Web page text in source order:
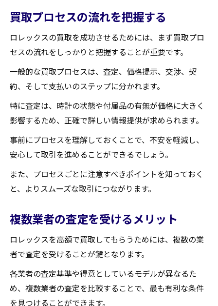
買取プロセスの流れを把握する
ロレックスの買取を成功させるためには、まず買取プロ
セスの流れをしっかりと把握することが重要です。
一般的な買取プロセスは、査定、価格提示、交渉、契
約、そして支払いのステップに分かれます。
特に査定は、時計の状態や付属品の有無が価格に大きく
影響するため、正確で詳しい情報提供が求められます。
事前にプロセスを理解しておくことで、不安を軽減し、
安心して取引を進めることができるでしょう。
また、プロセスごとに注意すべきポイントを知っておく
と、よりスムーズな取引につながります。
複数業者の査定を受けるメリット
ロレックスを高額で買取してもらうためには、複数の業
者で査定を受けることが鍵となります。
各業者の査定基準や得意としているモデルが異なるた
め、複数業者の査定を比較することで、最も有利な条件
を見つけることができます。